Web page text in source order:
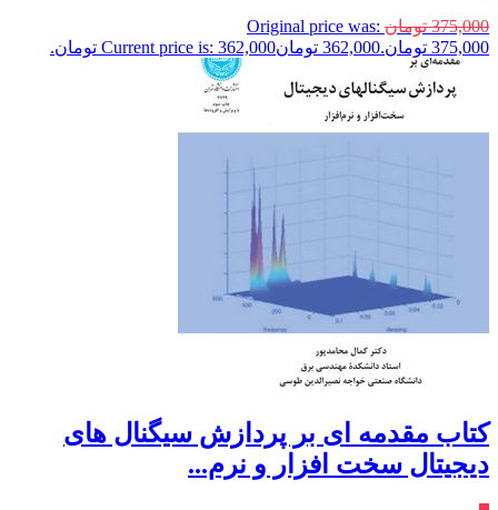
375,000 تومان Original price was:
375,000 تومان.
362,000 تومانCurrent price is: 362,000 تومان.
کتاب مقدمه ای بر پردازش سیگنال های
دیجیتال سخت افزار و نرم...